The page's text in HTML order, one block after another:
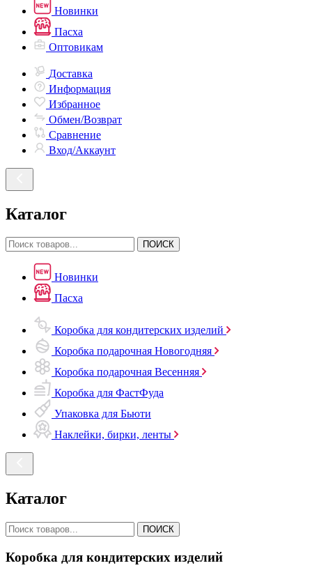
Новинки
Пасха
Оптовикам
Доставка
Информация
Избранное
Обмен/Возврат
Сравнение
Вход/Аккаунт
Каталог
ПОИСК
Новинки
Пасха
Коробка для кондитерских изделий
Коробка подарочная Новогодняя
Коробка подарочная Весенняя
Коробка для ФастФуда
Упаковка для Бьюти
Наклейки, бирки, ленты
Каталог
ПОИСК
Коробка для кондитерских изделий